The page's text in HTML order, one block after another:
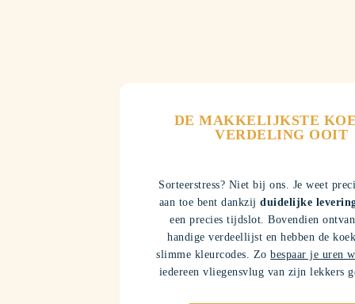
DE MAKKELIJKSTE
VERDELING OOIT
Sorteerstress? Niet bij ons. Je weet
aan toe bent dankzijduidelijke
een precies tijdslot. Bovendien
handige verdeellijst en hebben de
slimme kleurcodes. Zobespaar je uren
iedereen vliegensvlug van zijn lekkers